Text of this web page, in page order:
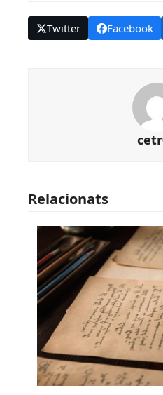
Twitter Facebook
Relacionats